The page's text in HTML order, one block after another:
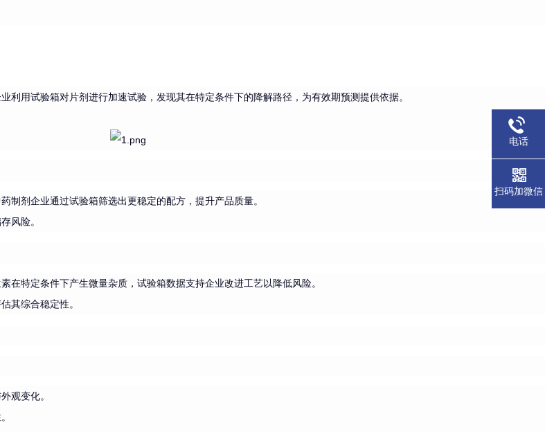
用试验箱对片剂进行加速试验，发现其在特定条件下的降解路径，为有效期预测提供依据。
制剂企业通过试验箱筛选出更稳定的配方，提升产品质量。
风险。
特定条件下产生微量杂质，试验箱数据支持企业改进工艺以降低风险。
其综合稳定性。
观变化。
电话
扫码加微信